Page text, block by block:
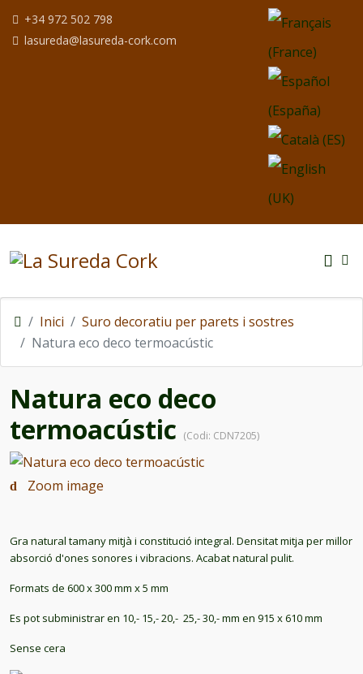
+34 972 502 798
lasureda@lasureda-cork.com
Seleccioni el seu
Inici
Suro decoratiu per parets i sostres
Natura eco deco termoacústic
Natura eco deco
termoacústic (Codi: CDN7205)
Zoom image
Gra natural tamany mitjà i constitució integral. Densitat mitja per millor
absorció d'ones sonores i vibracions. Acabat natural pulit.
Formats de 600 x 300 mm x 5 mm
Es pot subministrar en 10,- 15,- 20,- 25,- 30,- mm en 915 x 610 mm
Sense cera